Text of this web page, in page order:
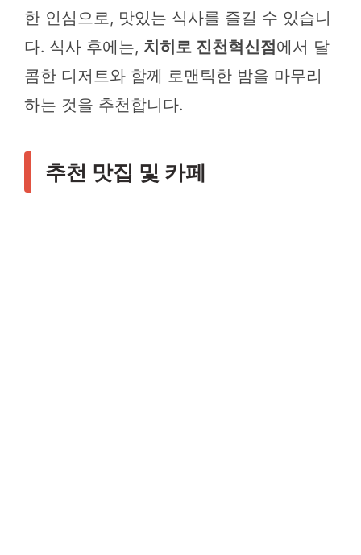
한 인심으로, 맛있는 식사를 즐길 수 있습니
다. 식사 후에는, 치히로 진천혁신점 에서 달
콤한 디저트와 함께 로맨틱한 밤을 마무리
하는 것을 추천합니다.
추천 맛집 및 카페